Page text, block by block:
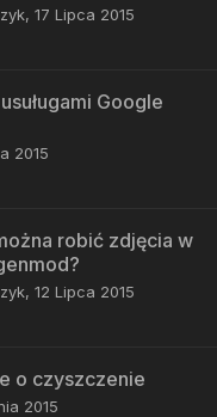
, 17 Lipca 2015
Google
2015
robić zdjęcia w
, 12 Lipca 2015
o czyszczenie
2015